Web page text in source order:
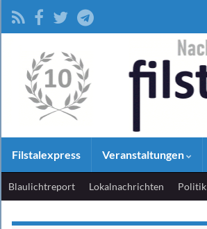
Filstalexpress Veranstaltungen
Blaulichtreport Lokalnachrichten Politik